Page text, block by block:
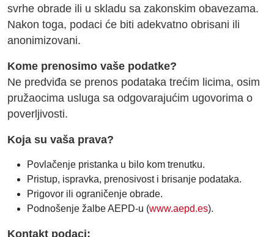
svrhe obrade ili u skladu sa zakonskim obavezama.
Nakon toga, podaci će biti adekvatno obrisani ili
anonimizovani.
Kome prenosimo vaše podatke?
Ne predviđa se prenos podataka trećim licima, osim
pružaocima usluga sa odgovarajućim ugovorima o
poverljivosti.
Koja su vaša prava?
Povlačenje pristanka u bilo kom trenutku.
Pristup, ispravka, prenosivost i brisanje podataka.
Prigovor ili ograničenje obrade.
Podnošenje žalbe AEPD-u (www.aepd.es).
Kontakt podaci: